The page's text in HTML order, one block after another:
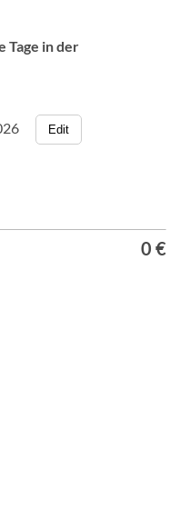
Tage in der
Edit
0 €